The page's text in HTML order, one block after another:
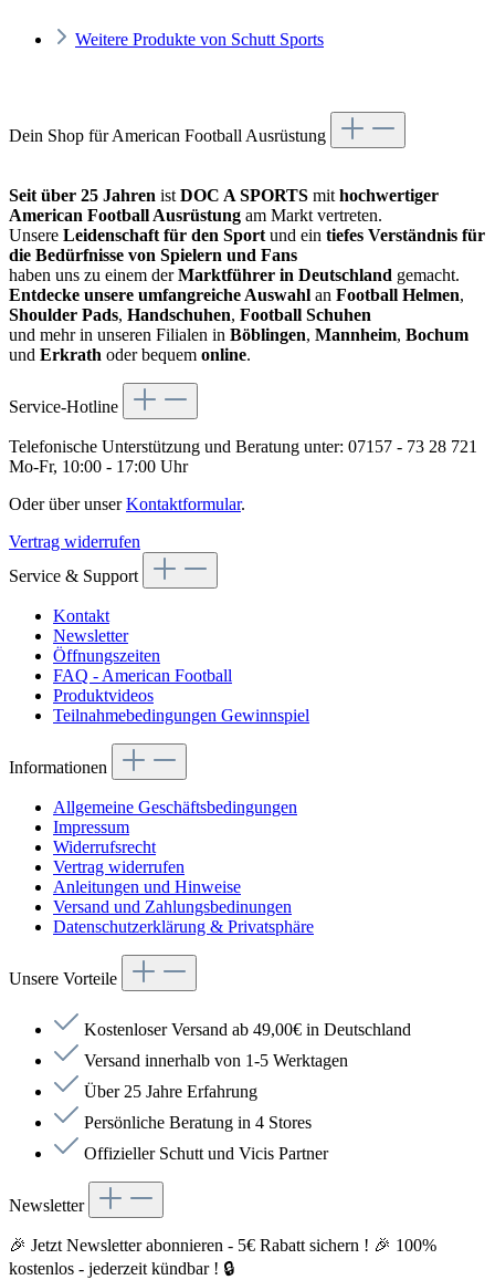
Weitere Produkte von Schutt Sports
Dein Shop für American Football Ausrüstung
Seit über 25 Jahren ist DOC A SPORTS mit hochwertiger
American Football Ausrüstung am Markt vertreten.
Unsere Leidenschaft für den Sport und ein tiefes Verständnis für
die Bedürfnisse von Spielern und Fans
haben uns zu einem derMarktführer in Deutschland gemacht.
Entdecke unsere umfangreiche Auswahl an Football Helmen,
Shoulder Pads, Handschuhen, Football Schuhen
und mehr in unseren Filialen in Böblingen, Mannheim, Bochum
und Erkrath oder bequem online.
Service-Hotline
Telefonische Unterstützung und Beratung unter: 07157 - 73 28 721
Mo-Fr, 10:00 - 17:00 Uhr
Oder über unserKontaktformular.
Vertrag widerrufen
Service & Support
Kontakt
Newsletter
Öffnungszeiten
FAQ - American Football
Produktvideos
Teilnahmebedingungen Gewinnspiel
Informationen
Allgemeine Geschäftsbedingungen
Impressum
Widerrufsrecht
Vertrag widerrufen
Anleitungen und Hinweise
Versand und Zahlungsbedinungen
Datenschutzerklärung & Privatsphäre
Unsere Vorteile
Kostenloser Versand ab 49,00€ in Deutschland
Versand innerhalb von 1-5 Werktagen
Über 25 Jahre Erfahrung
Persönliche Beratung in 4 Stores
Offizieller Schutt und Vicis Partner
Newsletter
🎉 Jetzt Newsletter abonnieren - 5€ Rabatt sichern ! 🎉 100%
kostenlos - jederzeit kündbar ! 🔒